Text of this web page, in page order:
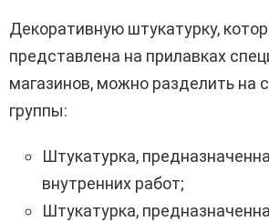
Декоративную штукатурку,
представлена на прилавках
магазинов, можно разделить на
группы:
Штукатурка,
внутренних работ;
Штукатурка,